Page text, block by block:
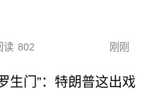
读 802 刚刚
生门”：特朗普这出戏